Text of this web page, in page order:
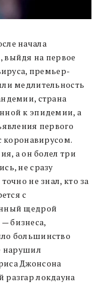
начала
выйдя на первое
премьер-
медлительность
страна
к эпидемии, а
первого
коронавирусом.
а он болел три
не сразу
не знал, кто за
с
щедрой
бизнеса,
большинство
нарушил
Джонсона
локдауна